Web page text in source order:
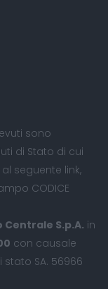
sono
di Stato di cui
al seguente link,
CODICE
S.p.A. in
con causale
stato SA. 56966